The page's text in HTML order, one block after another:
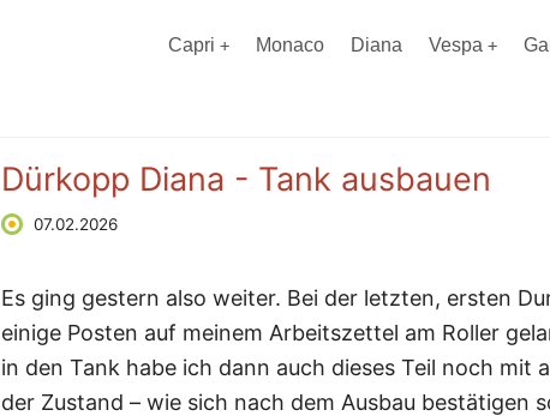
Capri Monaco Diana Vespa
Dürkopp Diana - Tank ausbauen
07.02.2026
Es ging gestern also weiter. Bei der letzten, ersten
einige Posten auf meinem Arbeitszettel am Roller
in den Tank habe ich dann auch dieses Teil noch mit
der Zustand – wie sich nach dem Ausbau bestätigen